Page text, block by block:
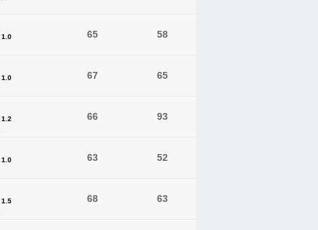
1.0
65 58
1.0
67 65
1.2
66 93
1.0
63 52
1.5
68 63